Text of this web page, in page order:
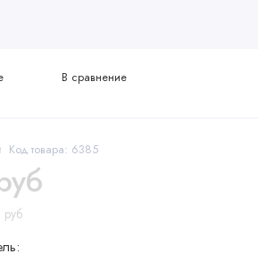
Код товара: 6385
В сравнение